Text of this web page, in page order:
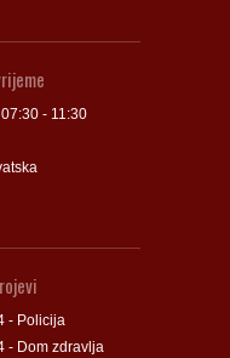
- 11:30
- Policija
- Dom zdravlja